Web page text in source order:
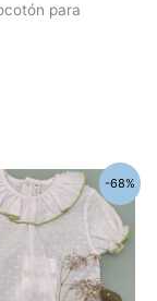
para
-68%
El
precio
actual
es:
10,00€.
Este
tiene